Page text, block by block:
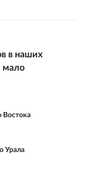
в наших
мало
Востока
Урала